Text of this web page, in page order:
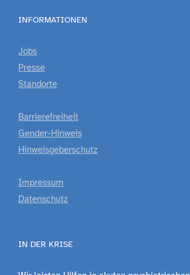
INFORMATIONEN
Jobs
Presse
Standorte
Barrierefreiheit
Gender-Hinweis
Hinweisgeberschutz
Impressum
Datenschutz
IN DER KRISE